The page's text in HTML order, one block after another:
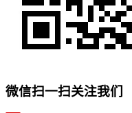
微信扫一扫关注我们